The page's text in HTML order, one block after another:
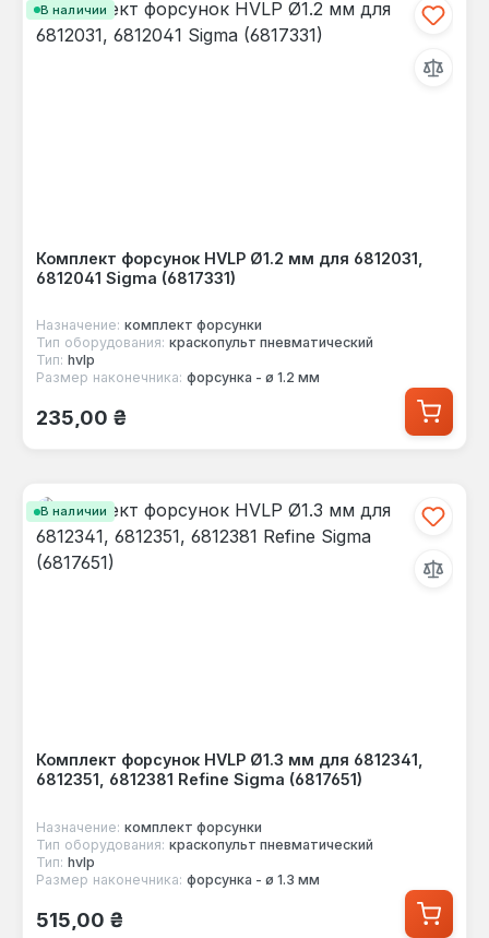
В наличии
Комплект форсунок HVLP Ø1.2 мм для 6812031,
6812041 Sigma (6817331)
Назначение: комплект форсунки
Тип оборудования: краскопульт пневматический
Тип: hvlp
Размер наконечника: форсунка - ø 1.2 мм
Обычная цена:
235,00 ₴
В наличии
Комплект форсунок HVLP Ø1.3 мм для 6812341,
6812351, 6812381 Refine Sigma (6817651)
Назначение: комплект форсунки
Тип оборудования: краскопульт пневматический
Тип: hvlp
Размер наконечника: форсунка - ø 1.3 мм
Обычная цена:
515,00 ₴